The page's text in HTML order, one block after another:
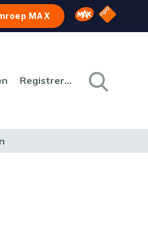
MAX Omroep MAX
NPO
Registreren